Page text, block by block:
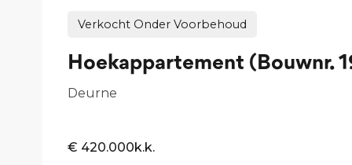
Verkocht Onder Voorbehoud
Hoekappartement (Bouwnr.
Deurne
€ 420.000k.k.